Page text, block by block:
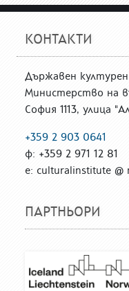
КОНТАКТИ
Държавен
Министерство на
София 1113, улица
+359 2 903 0641
ф: +359 2 971 12 81
е: culturalinstitute @
ПАРТНЬОРИ